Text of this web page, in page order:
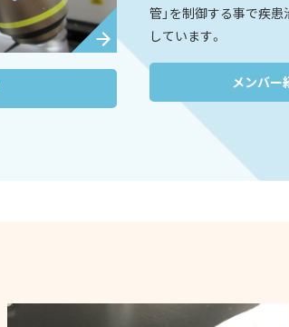
管」を制御する事で疾
しています。
メンバー